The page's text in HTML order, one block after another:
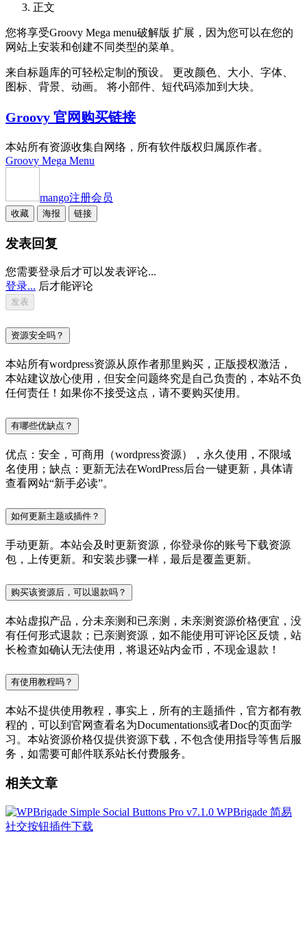
正文
您将享受Groovy Mega menu破解版 扩展，因为您可以在您的
网站上安装和创建不同类型的菜单。
来自标题库的可轻松定制的预设。 更改颜色、大小、字体、
图标、背景、动画。 将小部件、短代码添加到大块。
Groovy 官网购买链接
本站所有资源收集自网络，所有软件版权归属原作者。
Groovy Mega Menu
mango注册会员
收藏 海报 链接
发表回复
您需要登录后才可以发表评论...
登录... 后才能评论
资源安全吗？
本站所有wordpress资源从原作者那里购买，正版授权激活，
本站建议放心使用，但安全问题终究是自己负责的，本站不负
任何责任！如果你不接受这点，请不要购买使用。
有哪些优缺点？
优点：安全，可商用（wordpress资源），永久使用，不限域
名使用；缺点：更新无法在WordPress后台一键更新，具体请
查看网站“新手必读”。
如何更新主题或插件？
手动更新。本站会及时更新资源，你登录你的账号下载资源
包，上传更新。和安装步骤一样，最后是覆盖更新。
购买该资源后，可以退款吗？
本站虚拟产品，分未亲测和已亲测，未亲测资源价格便宜，没
有任何形式退款；已亲测资源，如不能使用可评论区反馈，站
长检查如确认无法使用，将退还站内金币，不现金退款！
有使用教程吗？
本站不提供使用教程，事实上，所有的主题插件，官方都有教
程的，可以到官网查看名为Documentations或者Doc的页面学
习。本站资源价格仅提供资源下载，不包含使用指导等售后服
务，如需要可邮件联系站长付费服务。
相关文章